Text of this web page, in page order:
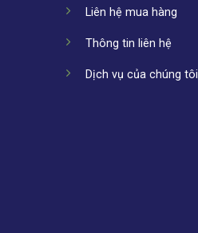
Liên hệ mua hàng
Thông tin liên hệ
Dịch vụ của chúng tôi